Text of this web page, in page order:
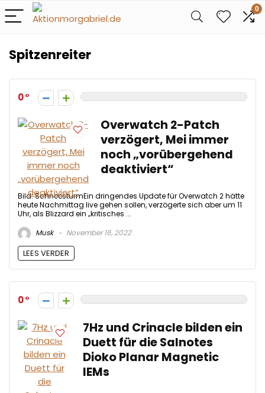
0
Spitzenreiter
0
Overwatch 2-Patch
verzögert, Mei immer
noch „vorübergehend
deaktiviert“
Bild: SchneesturmEin dringendes Update für Overwatch 2 hätte
heute Nachmittag live gehen sollen, verzögerte sich aber um 11
Uhr, als Blizzard ein „kritisches ...
Musk
November 16, 2022
LEES VERDER
0
7Hz und Crinacle bilden ein
Duett für die Salnotes
Dioko Planar Magnetic
IEMs